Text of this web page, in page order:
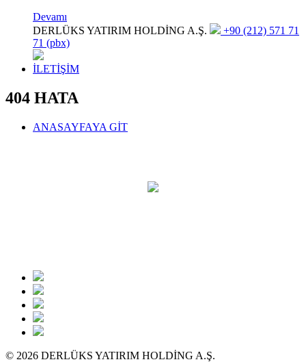
Devamı
DERLÜKS YATIRIM HOLDİNG A.Ş.
+90 (212) 571 71
71 (pbx)
İLETİŞİM
404 HATA
ANASAYFAYA GİT
© 2026 DERLÜKS YATIRIM HOLDİNG A.Ş.